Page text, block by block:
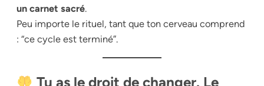
un carnet sacré.
Peu importe le rituel, tant que ton cerveau comprend
: “ce cycle est terminé”.
Tu as le droit de changer. Le